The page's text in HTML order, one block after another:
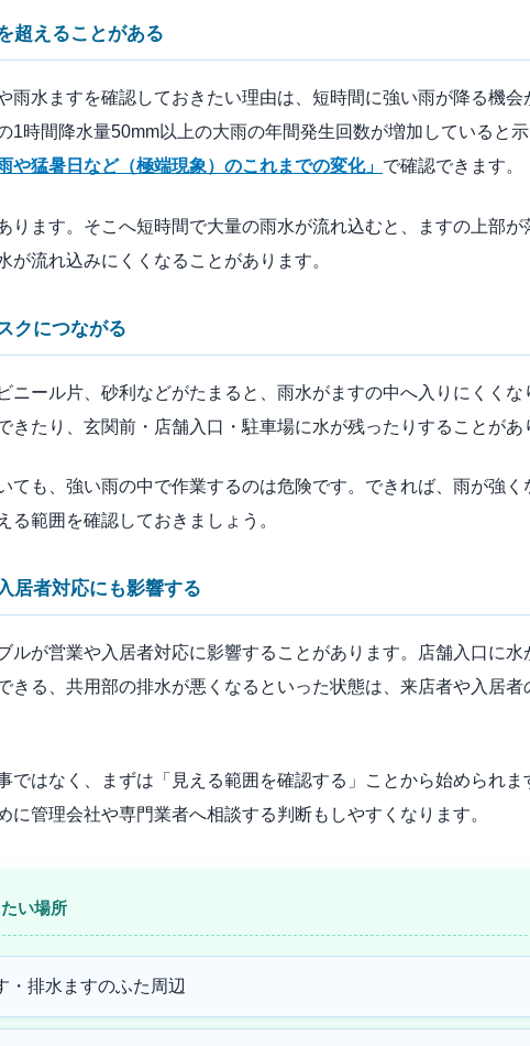
超えることがある
雨水ますを確認しておきたい理由は、短時間に強い雨が降る機会
1時間降水量50mm以上の大雨の年間発生回数が増加していると
や猛暑日など（極端現象）のこれまでの変化」 で確認できます。
ります。そこへ短時間で大量の雨水が流れ込むと、ますの上部が
流れ込みにくくなることがあります。
クにつながる
ニール片、砂利などがたまると、雨水がますの中へ入りにくくな
きたり、玄関前・店舗入口・駐車場に水が残ったりすることがあ
ても、強い雨の中で作業するのは危険です。できれば、雨が強く
範囲を確認しておきましょう。
居者対応にも影響する
ルが営業や入居者対応に影響することがあります。店舗入口に水
きる、共用部の排水が悪くなるといった状態は、来店者や入居者
ではなく、まずは「見える範囲を確認する」ことから始められま
に管理会社や専門業者へ相談する判断もしやすくなります。
い場所
・排水ますのふた周辺